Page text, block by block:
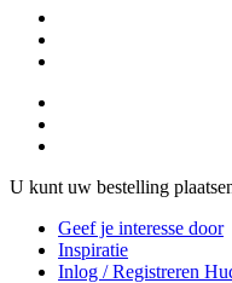
U kunt uw bestelling
Geef je interesse door
Inspiratie
Inlog / Registreren